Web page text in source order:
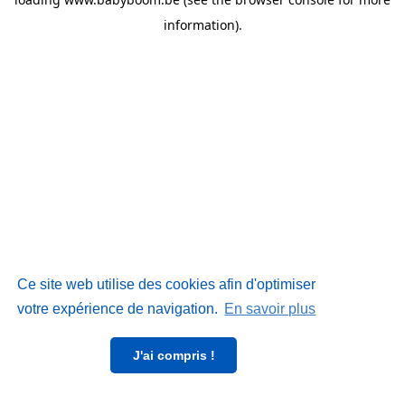
Ce site web utilise des cookies afin d'optimiser
votre expérience de navigation. En savoir plus
J'ai compris !
information).